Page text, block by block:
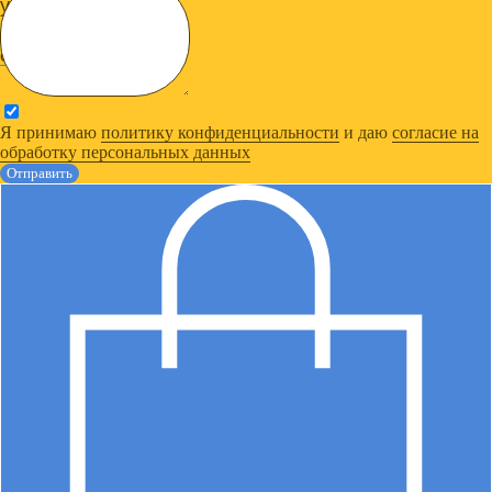
ул. Камская 2Б к2
смотреть на карте
смотреть на карте
Я принимаю политику конфиденциальности и даю согласие на
обработку персональных данных
Отправить